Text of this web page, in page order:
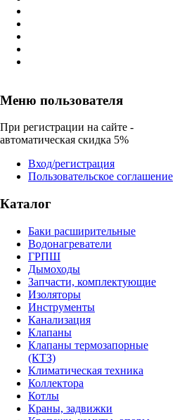
Меню пользователя
При регистрации на сайте -
автоматическая скидка 5%
Вход/регистрация
Пользовательское соглашение
Каталог
Баки расширительные
Водонагреватели
ГРПШ
Дымоходы
Запчасти, комплектующие
Изоляторы
Инструменты
Канализация
Клапаны
Клапаны термозапорные
(КТЗ)
Климатическая техника
Коллектора
Котлы
Краны, задвижки